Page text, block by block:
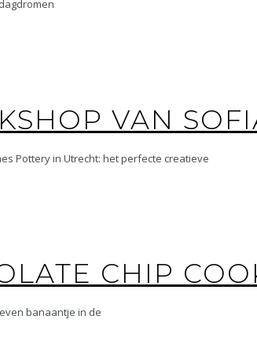
VAN
Pottery in Utrecht: het perfecte creatieve
CHIP
banaantje in de